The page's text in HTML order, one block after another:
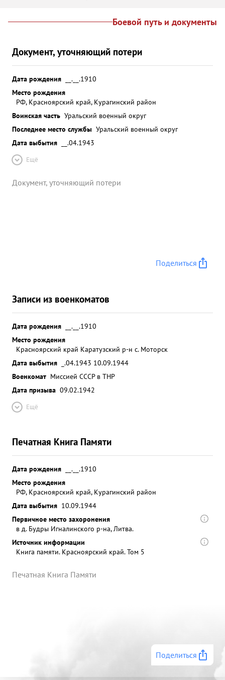
Боевой путь и документы
Документ, уточняющий потери
Дата рождения
__.__.1910
Место рождения
РФ, Красноярский край, Курагинский район
Воинская часть Уральский военный округ
Последнее место службы Уральский военный округ
Дата выбытия
__.04.1943
Ещё
Документ, уточняющий потери
Поделиться
Записи из военкоматов
Дата рождения
__.__.1910
Место рождения
Красноярский край Каратузский р-н с. Моторск
Дата выбытия
_.04.1943 10.09.1944
Военкомат Миссией СССР в ТНР
Дата призыва 09.02.1942
Ещё
Печатная Книга Памяти
Дата рождения
__.__.1910
Место рождения
РФ, Красноярский край, Курагинский район
Дата выбытия 10.09.1944
Первичное место захоронения
в д. Будры Игналинского р-на, Литва.
Источник информации
Книга памяти. Красноярский край. Том 5
Печатная Книга Памяти
Поделиться